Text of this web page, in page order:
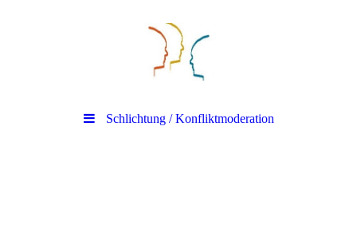
Schlichtung / Konfliktmoderation